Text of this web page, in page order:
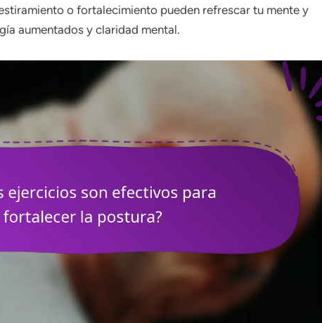
o fortalecimiento pueden refrescar tu mente y
aumentados y claridad mental.